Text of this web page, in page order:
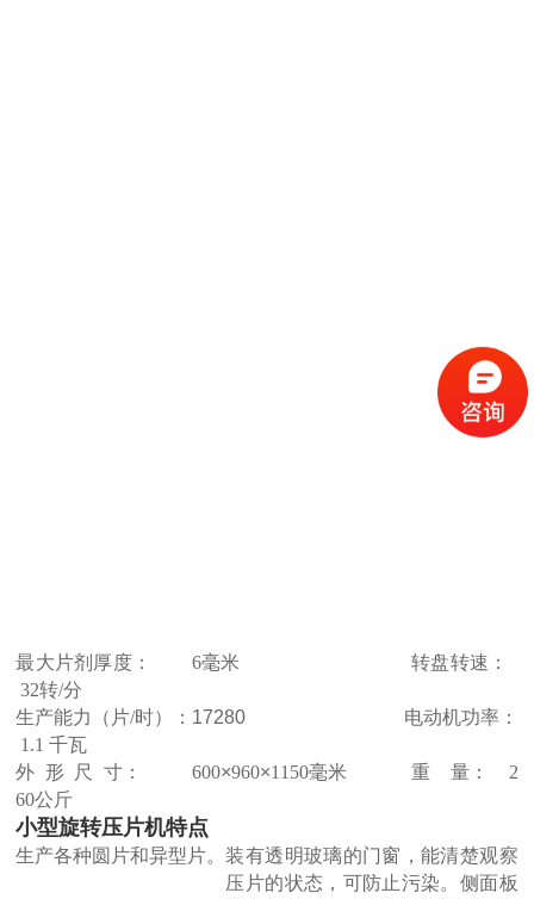
最大片剂厚度： 6毫米 转盘转速：
32转/分
生产能力（片/时）：17280 电动机功率：
1.1千瓦
外 形 尺 寸： 600×960×1150毫米 重 量： 2
60公斤
小型旋转压片机特点
生产各种圆片和异型片。 装有透明玻璃的门窗，能清楚观察
压片的状态，可防止污染。侧面板